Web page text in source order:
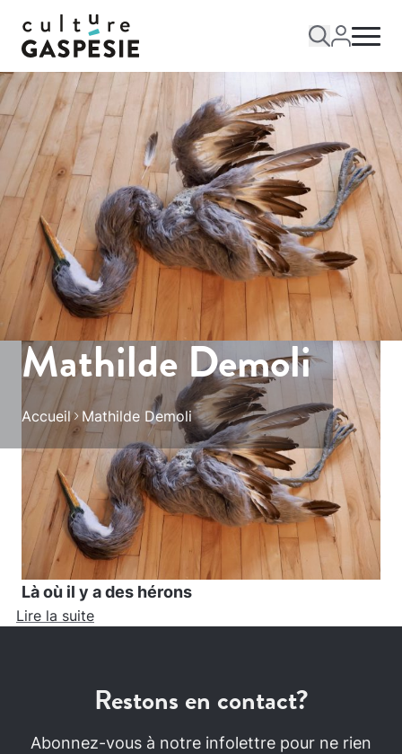
Mathilde Demoli
Accueil Mathilde Demoli
Là où il y a des hérons
Lire la suite
Restons en contact?
Abonnez-vous à notre infolettre pour ne rien